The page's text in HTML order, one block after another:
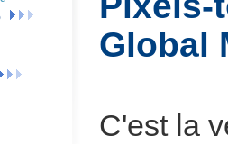
Global
C'est la